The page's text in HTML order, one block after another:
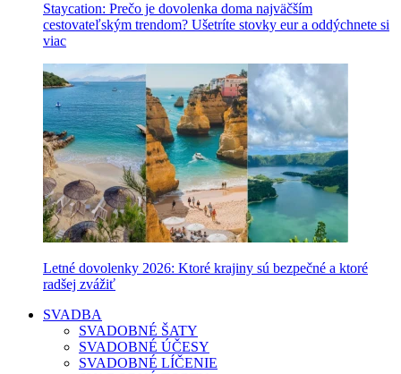
Staycation: Prečo je dovolenka doma najväčším
cestovateľským trendom? Ušetríte stovky eur a oddýchnete si
viac
Letné dovolenky 2026: Ktoré krajiny sú bezpečné a ktoré
radšej zvážiť
SVADBA
SVADOBNÉ ŠATY
SVADOBNÉ ÚČESY
SVADOBNÉ LÍČENIE